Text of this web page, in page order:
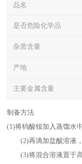
品名
是否危险化学品
杂质含量
产地
主要金属含量
制备方法
(1)将钨酸铵加入蒸馏水
(2)再滴加盐酸溶液，
(3)将混合溶液置于高